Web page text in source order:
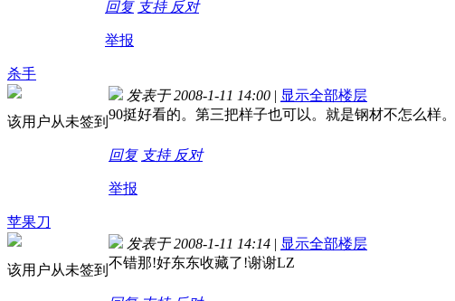
回复 支持 反对
举报
杀手
该用户从未签到
发表于 2008-1-11 14:00 | 显示全部楼层
90挺好看的。第三把样子也可以。就是钢材不怎么样。
回复 支持 反对
举报
苹果刀
该用户从未签到
发表于 2008-1-11 14:14 | 显示全部楼层
不错那!好东东收藏了!谢谢LZ